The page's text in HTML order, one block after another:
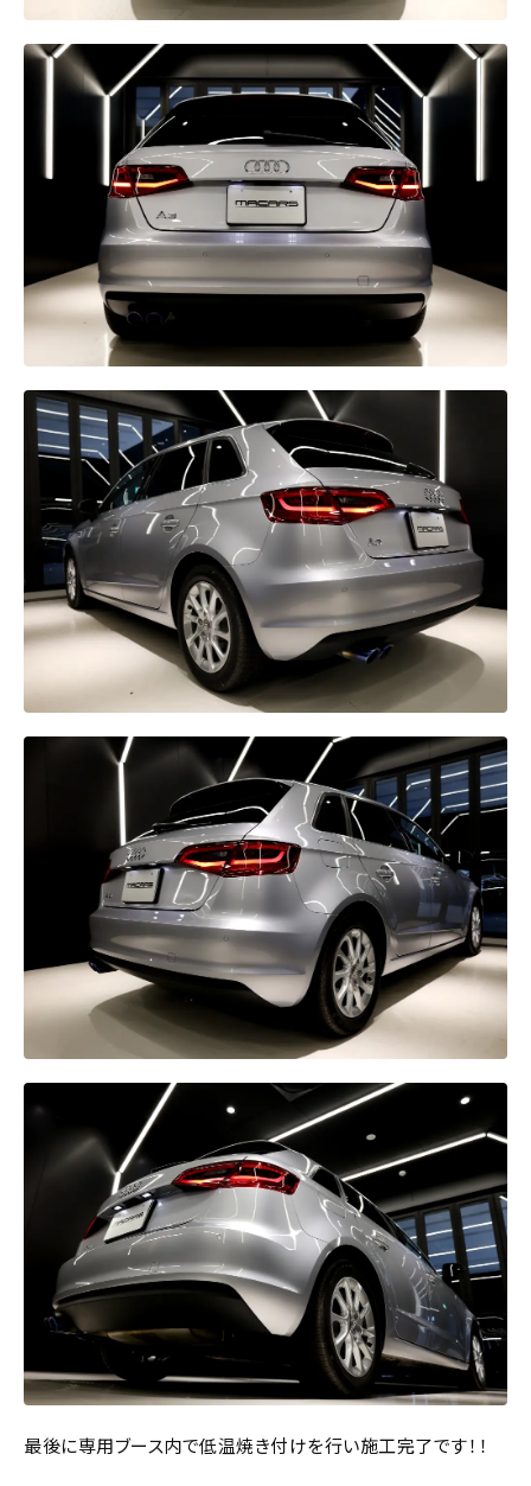
最後に専用ブース内で低温焼き付けを行い施工完了です！！